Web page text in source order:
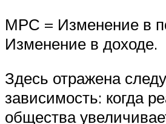
МРС = Изменение в
Изменение в доходе.
Здесь отражена
зависимость: когда
общества